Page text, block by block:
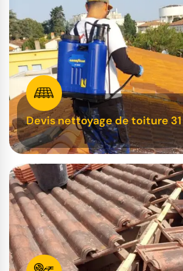
Devis nettoyage de toiture 31